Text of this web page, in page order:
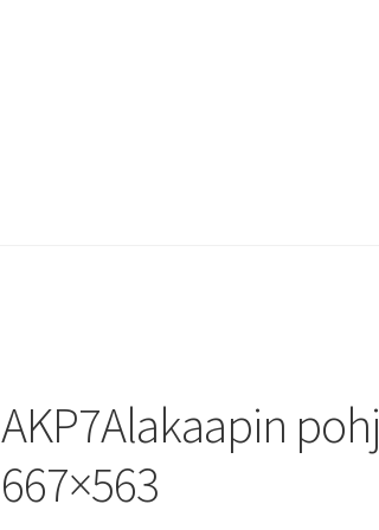
AKP7Alakaapin
667×563